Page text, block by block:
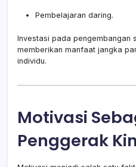
Pembelajaran daring.
Investasi pada pengembangan
memberikan manfaat jangka
individu.
Motivasi
Penggerak